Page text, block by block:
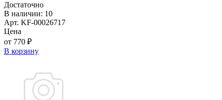
Достаточно
В наличии: 10
Арт. KF-00026717
Цена
от 770 ₽
В корзину